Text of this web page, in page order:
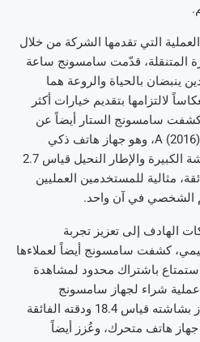
التي تقدمها الشركة من خلال
المتنقلة، قدّمت سامسونج ساعة
ينبضان بالحياة والروعة هما
لالتزامها بتقديم خيارات أكثر
وكشفت سامسونج الستار أيضاً عن
مجموعة سامسونج جالاكسي A (2016)، وهو جهاز هاتف ذكي
عصري وأنيق يدمج مزايا الشاشة الكبيرة والإطار النحيل قياس 2.7
مثالية للمستخدمين العمليين
الشخصي في آن واحد.
الهادف إلى تعزيز تجربة
كشفت سامسونج أيضاً لعملاءها
باشتراك محدود لمشاهدة
شراء لجهاز سامسونج
جالاكسي فيو. ويوفر هذا الجهاز بشاشته قياس 18.4 ودقته الفائقة
هاتف متحرك، وعُزز أيضاً